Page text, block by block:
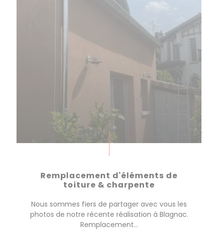
Remplacement d'éléments de
toiture & charpente
Nous sommes fiers de partager avec vous les
photos de notre récente réalisation à Blagnac.
Remplacement...